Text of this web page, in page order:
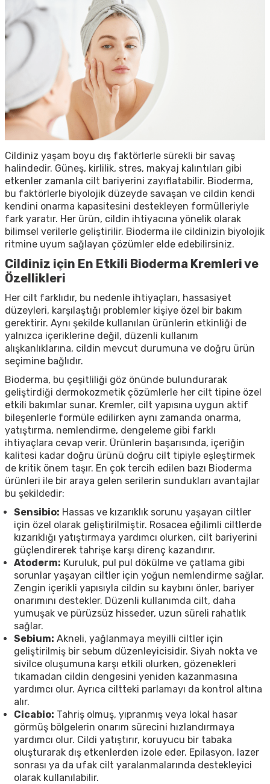
Cildiniz yaşam boyu dış faktörlerle sürekli bir savaş
halindedir. Güneş, kirlilik, stres, makyaj kalıntıları gibi
etkenler zamanla cilt bariyerini zayıflatabilir. Bioderma,
bu faktörlerle biyolojik düzeyde savaşan ve cildin kendi
kendini onarma kapasitesini destekleyen formülleriyle
fark yaratır. Her ürün, cildin ihtiyacına yönelik olarak
bilimsel verilerle geliştirilir. Bioderma ile cildinizin biyolojik
ritmine uyum sağlayan çözümler elde edebilirsiniz.
Cildiniz için En Etkili Bioderma Kremleri ve
Özellikleri
Her cilt farklıdır, bu nedenle ihtiyaçları, hassasiyet
düzeyleri, karşılaştığı problemler kişiye özel bir bakım
gerektirir. Aynı şekilde kullanılan ürünlerin etkinliği de
yalnızca içeriklerine değil, düzenli kullanım
alışkanlıklarına, cildin mevcut durumuna ve doğru ürün
seçimine bağlıdır.
Bioderma, bu çeşitliliği göz önünde bulundurarak
geliştirdiği dermokozmetik çözümlerle her cilt tipine özel
etkili bakımlar sunar. Kremler, cilt yapısına uygun aktif
bileşenlerle formüle edilirken aynı zamanda onarma,
yatıştırma, nemlendirme, dengeleme gibi farklı
ihtiyaçlara cevap verir. Ürünlerin başarısında, içeriğin
kalitesi kadar doğru ürünü doğru cilt tipiyle eşleştirmek
de kritik önem taşır. En çok tercih edilen bazı Bioderma
ürünleri ile bir araya gelen serilerin sundukları avantajlar
bu şekildedir:
Sensibio: Hassas ve kızarıklık sorunu yaşayan ciltler
için özel olarak geliştirilmiştir. Rosacea eğilimli ciltlerde
kızarıklığı yatıştırmaya yardımcı olurken, cilt bariyerini
güçlendirerek tahrişe karşı direnç kazandırır.
Atoderm: Kuruluk, pul pul dökülme ve çatlama gibi
sorunlar yaşayan ciltler için yoğun nemlendirme sağlar.
Zengin içerikli yapısıyla cildin su kaybını önler, bariyer
onarımını destekler. Düzenli kullanımda cilt, daha
yumuşak ve pürüzsüz hisseder, uzun süreli rahatlık
sağlar.
Sebium: Akneli, yağlanmaya meyilli ciltler için
geliştirilmiş bir sebum düzenleyicisidir. Siyah nokta ve
sivilce oluşumuna karşı etkili olurken, gözenekleri
tıkamadan cildin dengesini yeniden kazanmasına
yardımcı olur. Ayrıca ciltteki parlamayı da kontrol altına
alır.
Cicabio: Tahriş olmuş, yıpranmış veya lokal hasar
görmüş bölgelerin onarım sürecini hızlandırmaya
yardımcı olur. Cildi yatıştırır, koruyucu bir tabaka
oluşturarak dış etkenlerden izole eder. Epilasyon, lazer
sonrası ya da ufak cilt yaralanmalarında destekleyici
olarak kullanılabilir.